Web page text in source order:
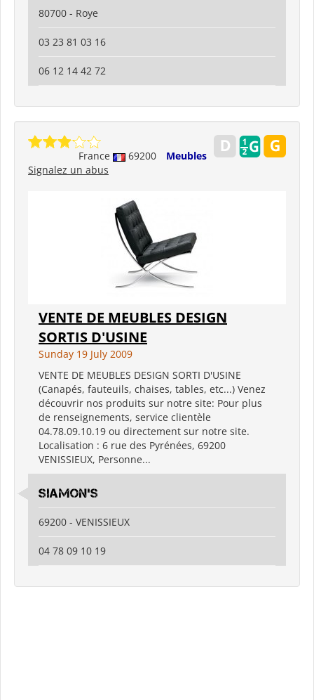
80700 - Roye
03 23 81 03 16
06 12 14 42 72
France 69200
Meubles
Signalez un abus
VENTE DE MEUBLES DESIGN
SORTIS D'USINE
Sunday 19 July 2009
VENTE DE MEUBLES DESIGN SORTI D'USINE
(Canapés, fauteuils, chaises, tables, etc...) Venez
découvrir nos produits sur notre site: Pour plus
de renseignements, service clientèle
04.78.09.10.19 ou directement sur notre site.
Localisation : 6 rue des Pyrénées, 69200
VENISSIEUX, Personne...
SIAMON'S
69200 - VENISSIEUX
04 78 09 10 19